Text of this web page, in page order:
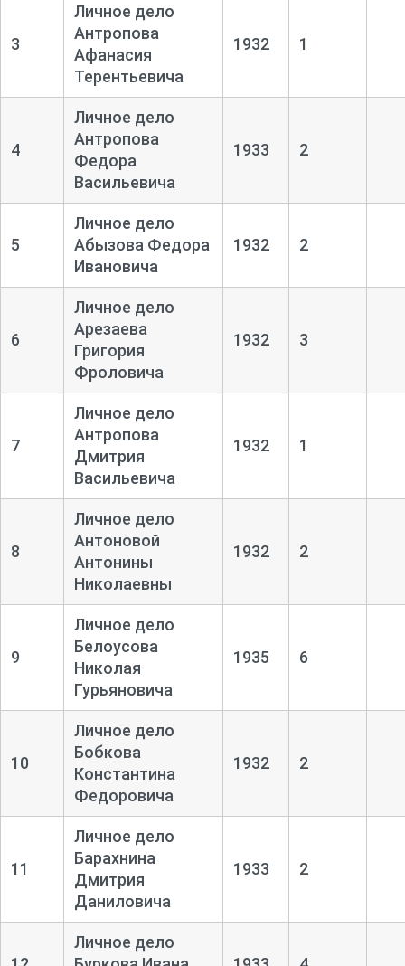
3
Личное дело
Антропова
Афанасия
Терентьевича
1932 1
4
Личное дело
Антропова
Федора
Васильевича
1933 2
5
Личное дело
Абызова Федора
Ивановича
1932 2
6
Личное дело
Арезаева
Григория
Фроловича
1932 3
7
Личное дело
Антропова
Дмитрия
Васильевича
1932 1
8
Личное дело
Антоновой
Антонины
Николаевны
1932 2
9
Личное дело
Белоусова
Николая
Гурьяновича
1935 6
10
Личное дело
Бобкова
Константина
Федоровича
1932 2
11
Личное дело
Барахнина
Дмитрия
Даниловича
1933 2
Личное дело